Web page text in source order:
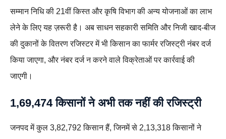
सम्मान निधि की 21वीं किस्त और कृषि विभाग की अन्य योजनाओं का लाभ
लेने के लिए यह ज़रूरी है। अब साधन सहकारी समिति और निजी खाद-बीज
की दुकानों के वितरण रजिस्टर में भी किसान का फार्मर रजिस्ट्री नंबर दर्ज
किया जाएगा, और नंबर दर्ज न करने वाले विक्रेताओं पर कार्रवाई की
जाएगी।
1,69,474 किसानोंने अभी तक नहीं की रजिस्ट्री
जनपद में कुल 3,82,792 किसान हैं, जिनमें से 2,13,318 किसानों ने